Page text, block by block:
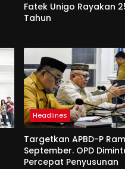
Fatek Unigo Rayakan
Tahun
Headlines
Targetkan APBD-P
September. OPD
Percepat Penyusunan